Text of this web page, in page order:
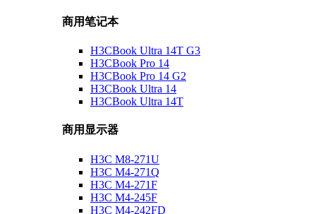
商用笔记本
H3CBook Ultra 14T G3
H3CBook Pro 14
H3CBook Pro 14 G2
H3CBook Ultra 14
H3CBook Ultra 14T
商用显示器
H3C M8-271U
H3C M4-271Q
H3C M4-271F
H3C M4-245F
H3C M4-242FD